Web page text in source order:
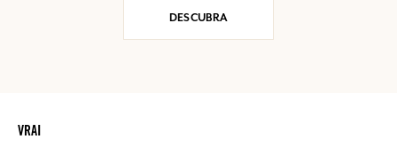
DESCUBRA
VRAI